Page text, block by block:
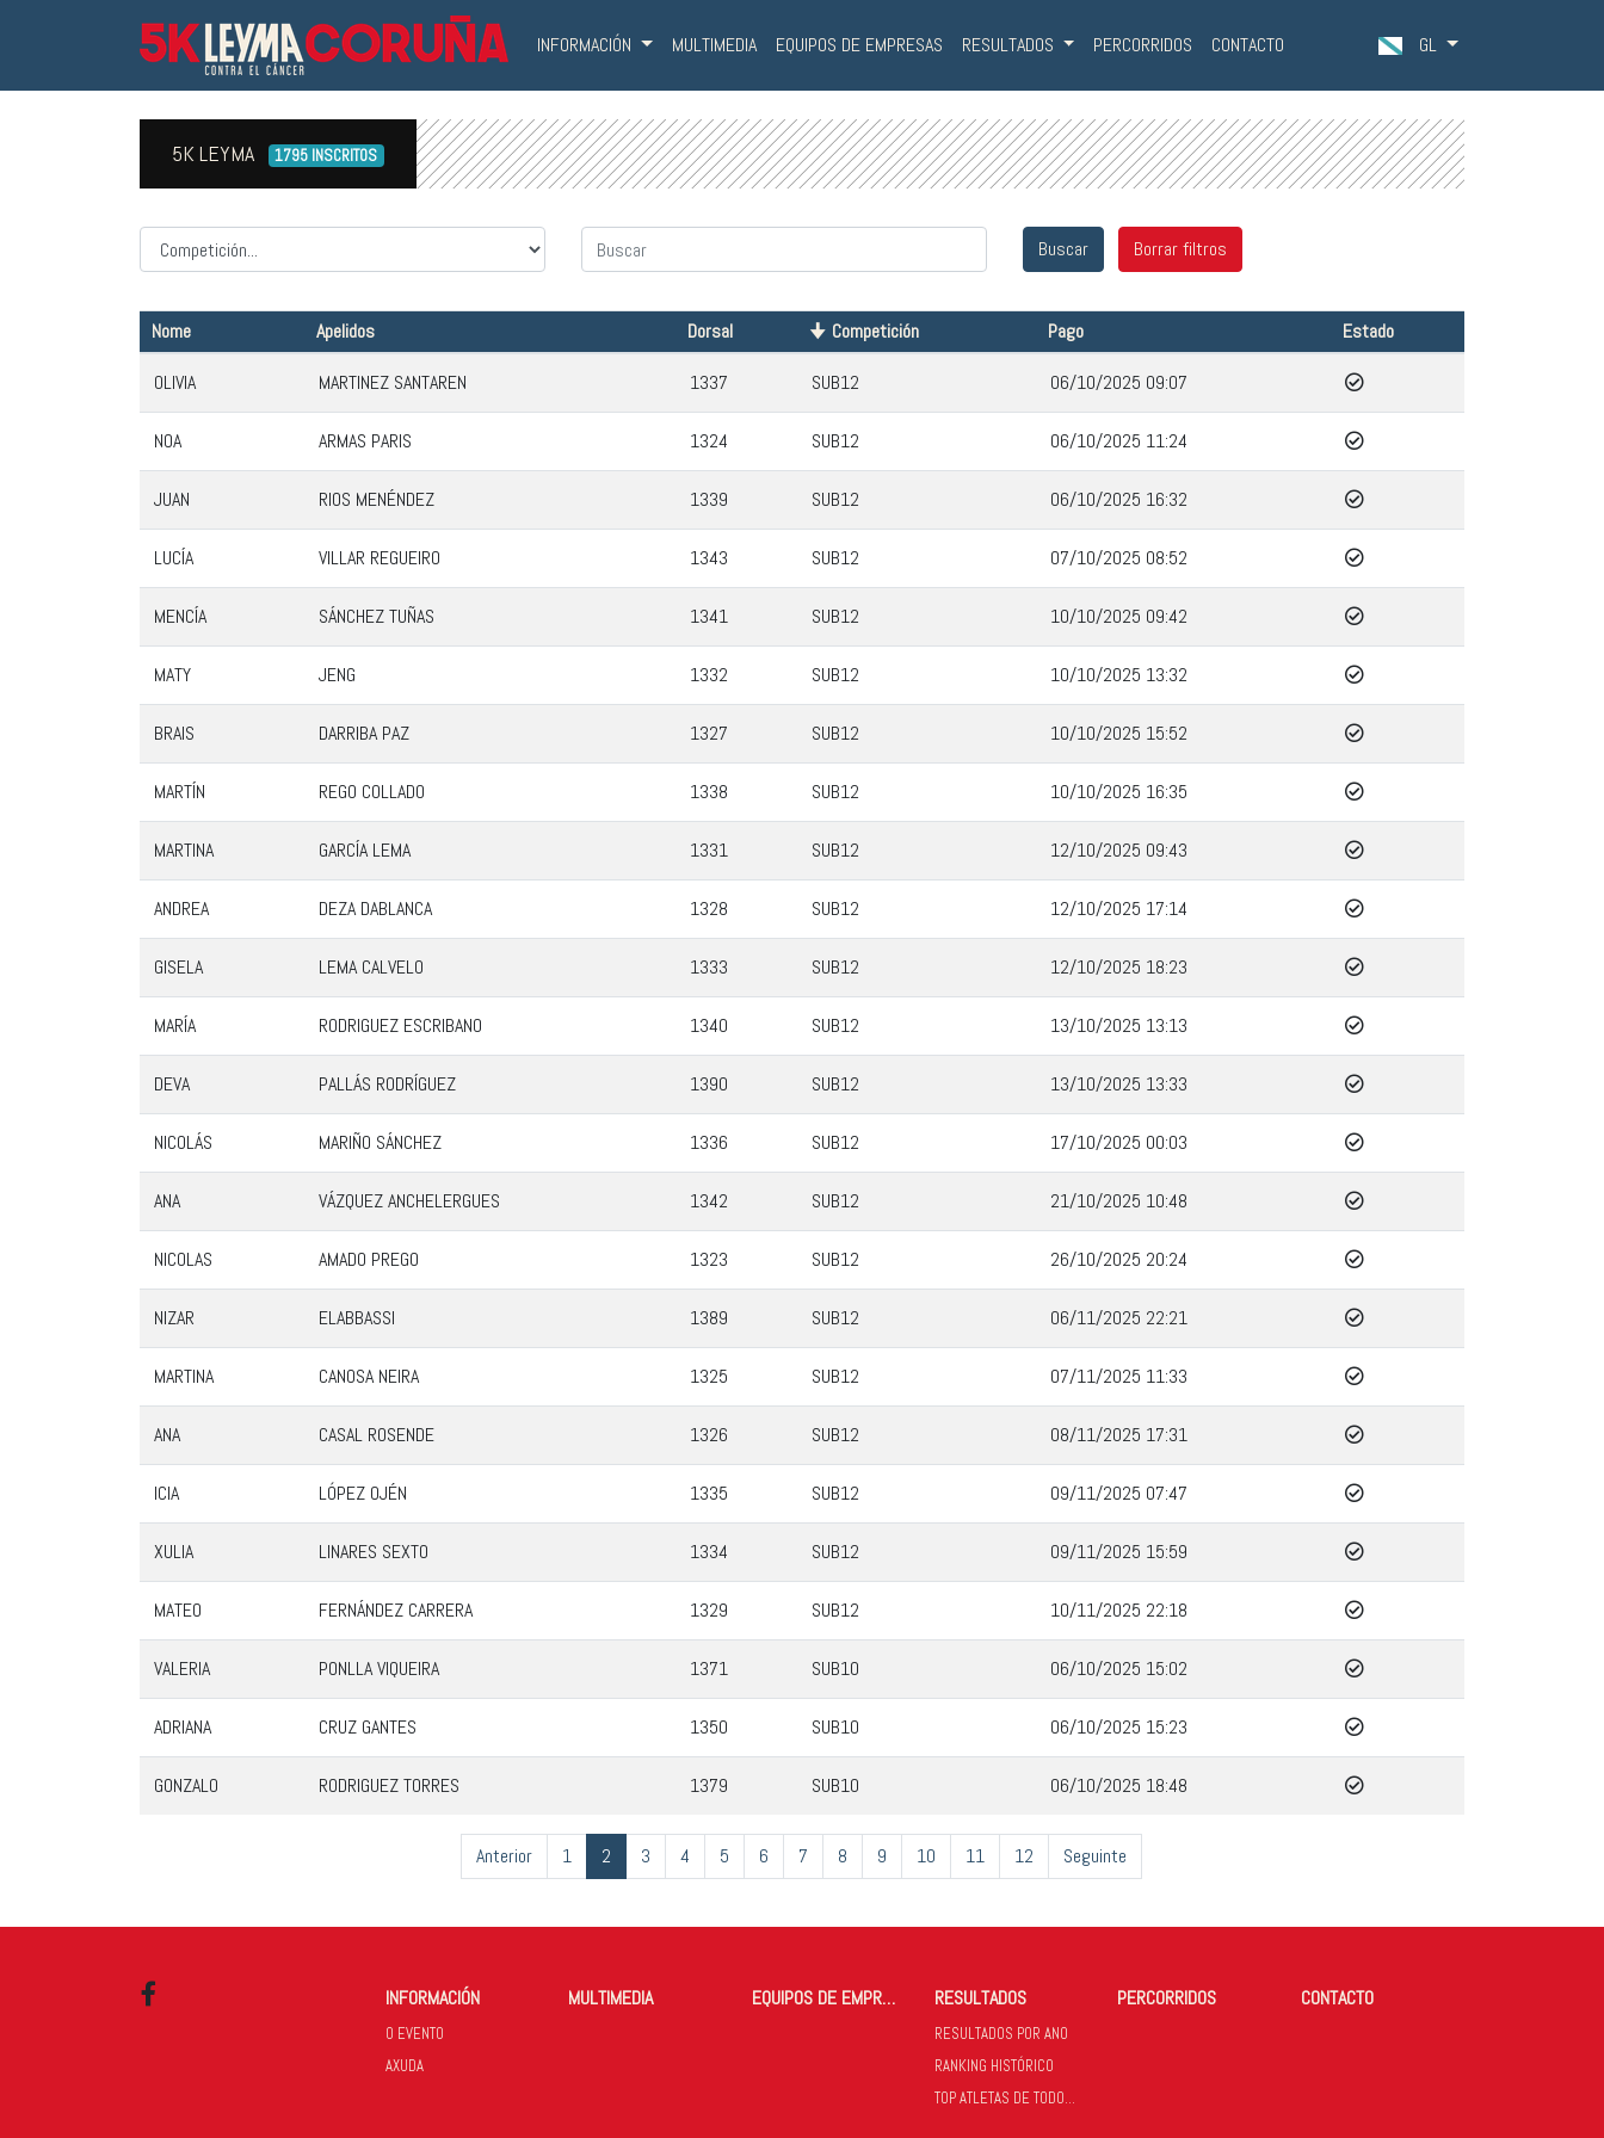
INFORMACIÓN MULTIMEDIA EQUIPOS DE EMPRESAS RESULTADOS PERCORRIDOS CONTACTO GL
5K LEYMA 1795 INSCRITOS
Competicion
Nome Apelidos Dorsal Competición Pago Estado
OLIVIA MARTINEZ SANTAREN 1337 SUB12 06/10/2025 09:07
NOA ARMAS PARIS 1324 SUB12 06/10/2025 11:24
JUAN RIOS MENÉNDEZ 1339 SUB12 06/10/2025 16:32
LUCÍA VILLAR REGUEIRO 1343 SUB12 07/10/2025 08:52
MENCÍA SÁNCHEZ TUÑAS 1341 SUB12 10/10/2025 09:42
MATY JENG 1332 SUB12 10/10/2025 13:32
BRAIS DARRIBA PAZ 1327 SUB12 10/10/2025 15:52
MARTÍN REGO COLLADO 1338 SUB12 10/10/2025 16:35
MARTINA GARCÍA LEMA 1331 SUB12 12/10/2025 09:43
ANDREA DEZA DABLANCA 1328 SUB12 12/10/2025 17:14
GISELA LEMA CALVELO 1333 SUB12 12/10/2025 18:23
MARÍA RODRIGUEZ ESCRIBANO 1340 SUB12 13/10/2025 13:13
DEVA PALLÁS RODRÍGUEZ 1390 SUB12 13/10/2025 13:33
NICOLÁS MARIÑO SÁNCHEZ 1336 SUB12 17/10/2025 00:03
ANA VÁZQUEZ ANCHELERGUES 1342 SUB12 21/10/2025 10:48
NICOLAS AMADO PREGO 1323 SUB12 26/10/2025 20:24
NIZAR ELABBASSI 1389 SUB12 06/11/2025 22:21
MARTINA CANOSA NEIRA 1325 SUB12 07/11/2025 11:33
ANA CASAL ROSENDE 1326 SUB12 08/11/2025 17:31
ICIA LÓPEZ OJÉN 1335 SUB12 09/11/2025 07:47
XULIA LINARES SEXTO 1334 SUB12 09/11/2025 15:59
MATEO FERNÁNDEZ CARRERA 1329 SUB12 10/11/2025 22:18
VALERIA PONLLA VIQUEIRA 1371 SUB10 06/10/2025 15:02
ADRIANA CRUZ GANTES 1350 SUB10 06/10/2025 15:23
GONZALO RODRIGUEZ TORRES 1379 SUB10 06/10/2025 18:48
Anterior 1 2 3 4 5 6 7 8 9 10 11 12 Seguinte
INFORMACIÓN
O EVENTO
AXUDA
MULTIMEDIA EQUIPOS DE EMPRESAS RESULTADOS
RESULTADOS POR ANO
RANKING HISTÓRICO
TOP ATLETAS DE TODOS OS ANOS
PERCORRIDOS CONTACTO
Facebook